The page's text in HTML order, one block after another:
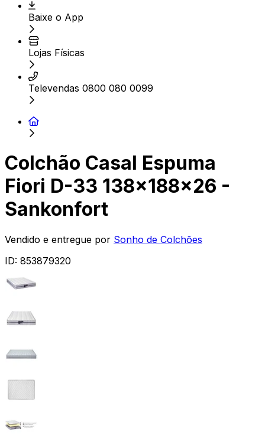
Baixe o App
Lojas Físicas
Televendas 0800 080 0099
Colchão Casal Espuma
Fiori D-33 138x188x26 -
Sankonfort
Vendido e entregue por Sonho de Colchões
ID: 853879320